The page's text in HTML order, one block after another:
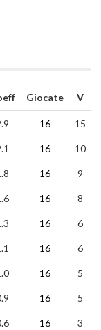
Giocate V
16 15
16 10
16 9
16 8
16 6
16 6
16 5
16 5
16 3